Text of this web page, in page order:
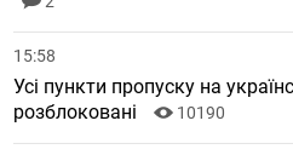
15:58
Усі пункти пропуску на
розблоковані
10190